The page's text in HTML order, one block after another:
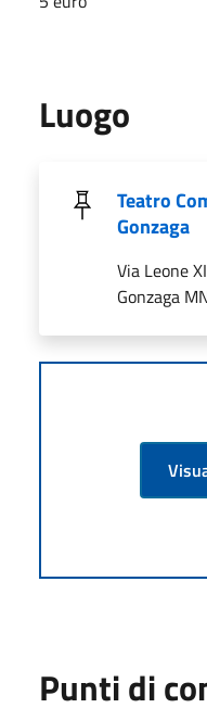
Luogo
Teatro
Gonzaga
Via Leone
Gonzaga
Punti di